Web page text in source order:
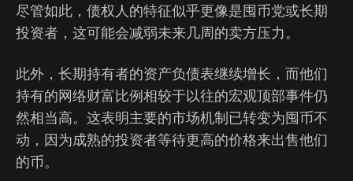
尽管如此，债权人的特征似乎更像是囤币党或长期
投资者，这可能会减弱未来几周的卖方压力。
此外，长期持有者的资产负债表继续增长，而他们
持有的网络财富比例相较于以往的宏观顶部事件仍
然相当高。这表明主要的市场机制已转变为囤币不
动，因为成熟的投资者等待更高的价格来出售他们
的币。